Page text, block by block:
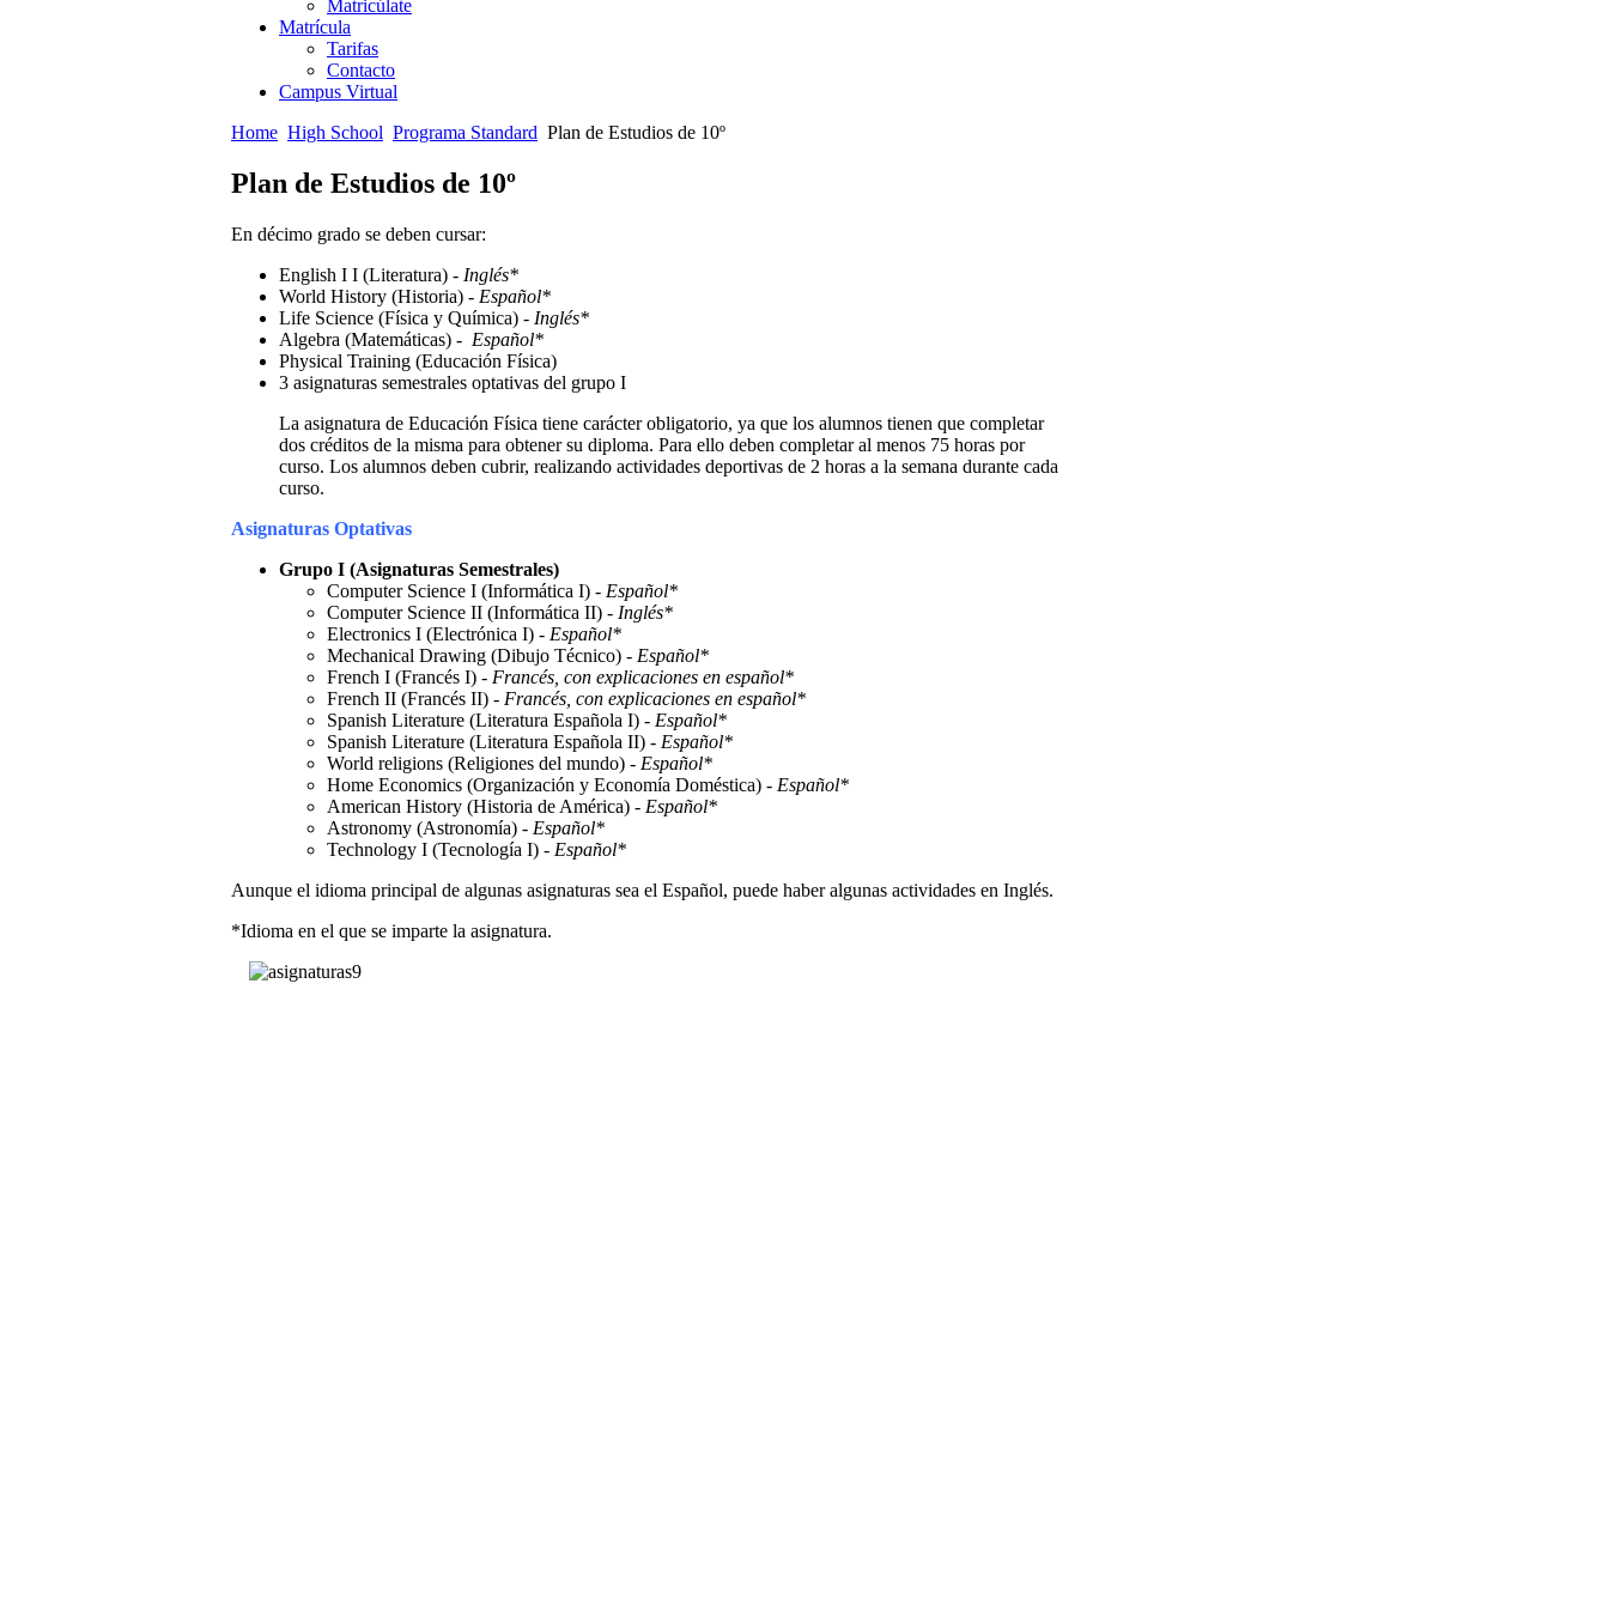
Matricúlate
Matrícula
Tarifas
Contacto
Campus Virtual
Home High School Programa Standard Plan de Estudios de 10º
Plan de Estudios de 10º
En décimo grado se deben cursar:
English I I (Literatura) - Inglés*
World History (Historia) - Español*
Life Science (Física y Química) - Inglés*
Algebra (Matemáticas) - Español*
Physical Training (Educación Física)
3 asignaturas semestrales optativas del grupo I
La asignatura de Educación Física tiene carácter obligatorio, ya que los alumnos tienen que completar
dos créditos de la misma para obtener su diploma. Para ello deben completar al menos 75 horas por
curso. Los alumnos deben cubrir, realizando actividades deportivas de 2 horas a la semana durante cada
curso.
Asignaturas Optativas
Grupo I (Asignaturas Semestrales)
Computer Science I (Informática I) - Español*
Computer Science II (Informática II) - Inglés*
Electronics I (Electrónica I) - Español*
Mechanical Drawing (Dibujo Técnico) - Español*
French I (Francés I) - Francés, con explicaciones en español*
French II (Francés II) - Francés, con explicaciones en español*
Spanish Literature (Literatura Española I) - Español*
Spanish Literature (Literatura Española II) - Español*
World religions (Religiones del mundo) - Español*
Home Economics (Organización y Economía Doméstica) - Español*
American History (Historia de América) - Español*
Astronomy (Astronomía) - Español*
Technology I (Tecnología I) - Español*
Aunque el idioma principal de algunas asignaturas sea el Español, puede haber algunas actividades en Inglés.
*Idioma en el que se imparte la asignatura.